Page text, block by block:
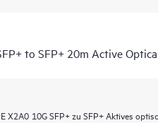
to SFP+ 20m Active
X2A0 10G SFP+ zu SFP+ Aktives